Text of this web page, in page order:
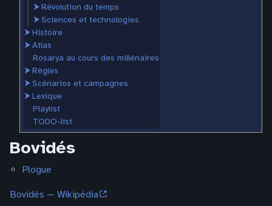
⮞Révolution du temps
⮞Sciences et technologies
⮞Histoire
⮞Atlas
Rosarya au cours des millénaires
⮞Règles
⮞Scénarios et campagnes
⮞Lexique
Playlist
TODO-list
Bovidés
Plogue
Bovidés — Wikipédia